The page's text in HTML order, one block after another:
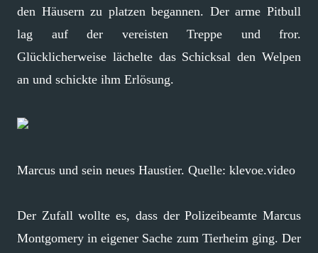
den Häusern zu platzen begannen. Der arme Pitbull
lag auf der vereisten Treppe und fror.
Glücklicherweise lächelte das Schicksal den Welpen
an und schickte ihm Erlösung.
Marcus und sein neues Haustier. Quelle: klevoe.video
Der Zufall wollte es, dass der Polizeibeamte Marcus
Montgomery in eigener Sache zum Tierheim ging. Der